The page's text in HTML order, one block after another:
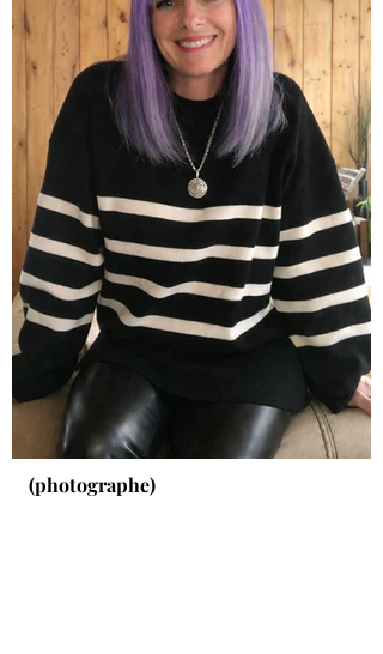
(photographe)